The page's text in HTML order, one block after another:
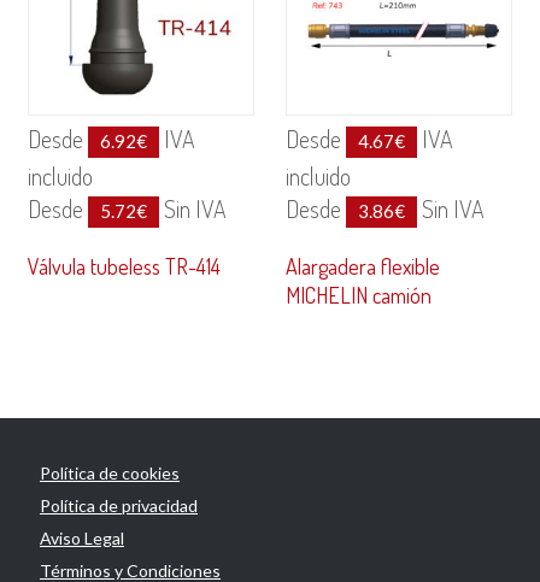
Desde 6.92€
IVA
incluido
Desde
5.72€ Sin IVA
Válvula tubeless TR-414
Desde 4.67€
IVA
incluido
Desde
3.86€ Sin IVA
Alargadera flexible
MICHELIN camión
Política de cookies
Política de privacidad
Aviso Legal
Términos y Condiciones